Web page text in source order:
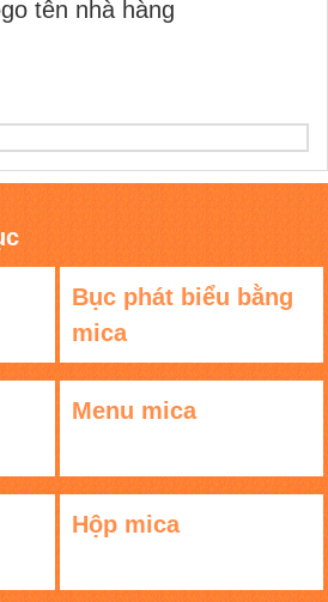
tên nhà hàng
Bục phát biểu bằng
mica
Menu mica
Hộp mica